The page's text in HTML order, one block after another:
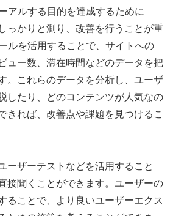
アルする目的を達成するために
っかりと測り、改善を行うことが重
ルを活用することで、サイトへの
ュー数、滞在時間などのデータを把
。これらのデータを分析し、ユーザ
したり、どのコンテンツが人気なの
きれば、改善点や課題を見つけるこ
ーザーテストなどを活用すること
接聞くことができます。ユーザーの
ることで、より良いユーザーエクス